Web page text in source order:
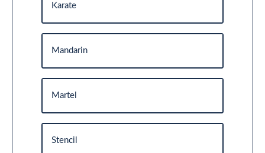
Karate
Mandarin
Martel
Stencil